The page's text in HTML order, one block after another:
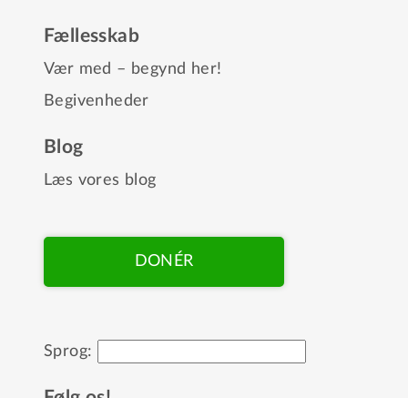
Fællesskab
Vær med – begynd her!
Begivenheder
Blog
Læs vores blog
DONÉR
Sprog: